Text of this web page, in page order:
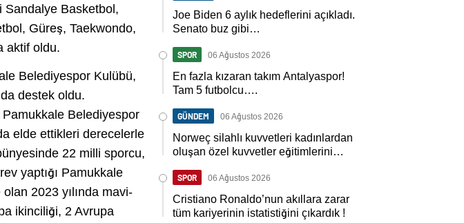
Sandalye Basketbol,
Güreş, Taekwondo,
aktif oldu.
Belediyespor Kulübü,
destek oldu.
Pamukkale Belediyespor
elde ettikleri derecelerle
22 milli sporcu,
yaptığı Pamukkale
2023 yılında mavi-
ikinciliği, 2 Avrupa
Joe Biden 6 aylık hedeflerini açıkladı.
Senato buz gibi…
SPOR 06 Ağustos 2026
En fazla kızaran takım Antalyaspor!
Tam 5 futbolcu….
GÜNDEM 06 Ağustos 2026
Norweç silahlı kuvvetleri kadınlardan
oluşan özel kuvvetler eğitimlerini
SPOR 06 Ağustos 2026
Cristiano Ronaldo’nun akıllara zarar
tüm kariyerinin istatistiğini çıkardık !